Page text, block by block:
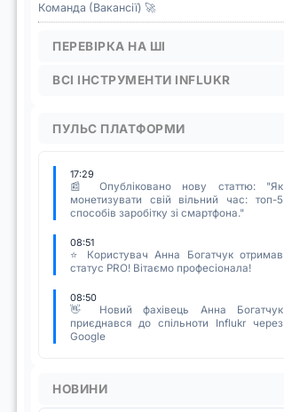
Команда (Вакансії) 🚀
ПЕРЕВІРКА НА ШІ
ВСІ ІНСТРУМЕНТИ INFLUKR
ПУЛЬС ПЛАТФОРМИ
17:29
📰 Опубліковано нову статтю: "Як
монетизувати свій вільний час: топ-5
способів заробітку зі смартфона."
08:51
⭐ Користувач Анна Богатчук отримав
статус PRO! Вітаємо професіонала!
08:50
👋 Новий фахівець Анна Богатчук
приєднався до спільноти Influkr через
Google
НОВИНИ